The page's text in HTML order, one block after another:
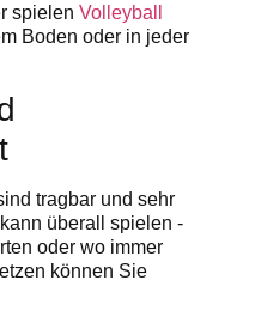
spielen Volleyball
Boden oder in jeder
tragbar und sehr
überall spielen -
oder wo immer
können Sie